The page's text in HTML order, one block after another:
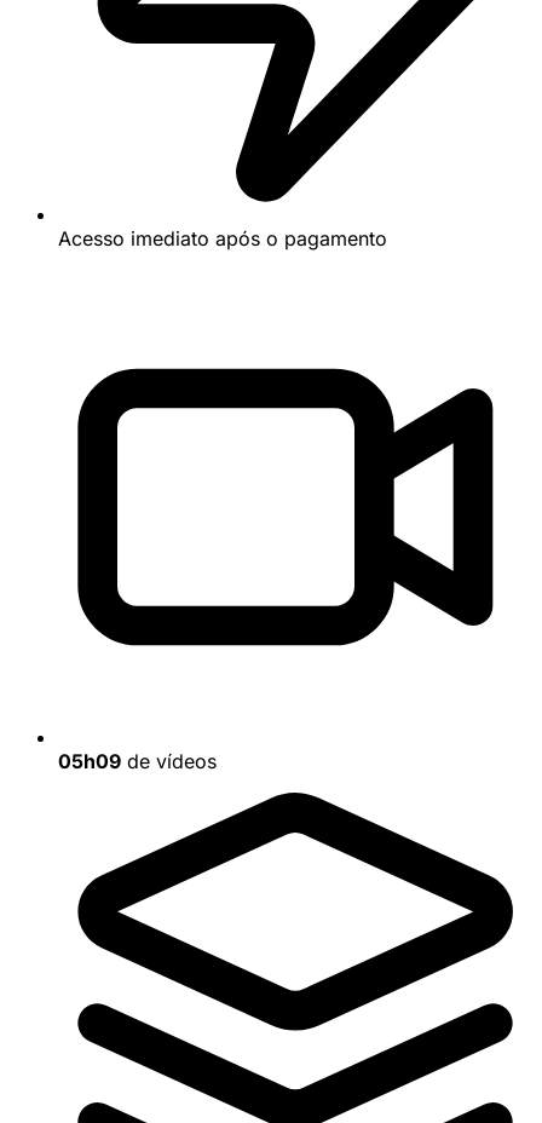
Acesso imediato após o pagamento
05h09 de vídeos